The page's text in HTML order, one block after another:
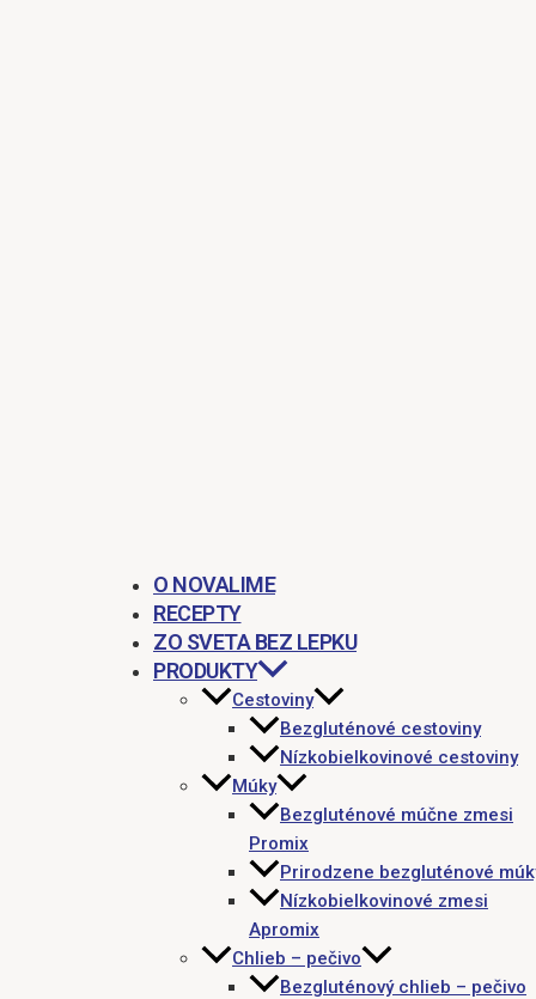
O NOVALIME
RECEPTY
ZO SVETA BEZ LEPKU
PRODUKTY
Cestoviny
Bezgluténové cestoviny
Nízkobielkovinové cestoviny
Múky
Bezgluténové múčne zmesi
Promix
Prirodzene bezgluténové
Nízkobielkovinové zmesi
Apromix
Chlieb – pečivo
Bezgluténový chlieb – pečivo